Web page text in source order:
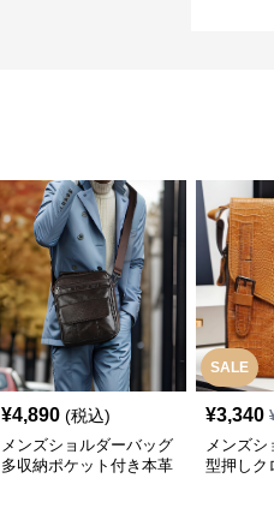
¥4,890 (税込)
メンズショルダーバッグ
多収納ポケット付き本革
SALE
¥3,340
メンズシ
型押しク